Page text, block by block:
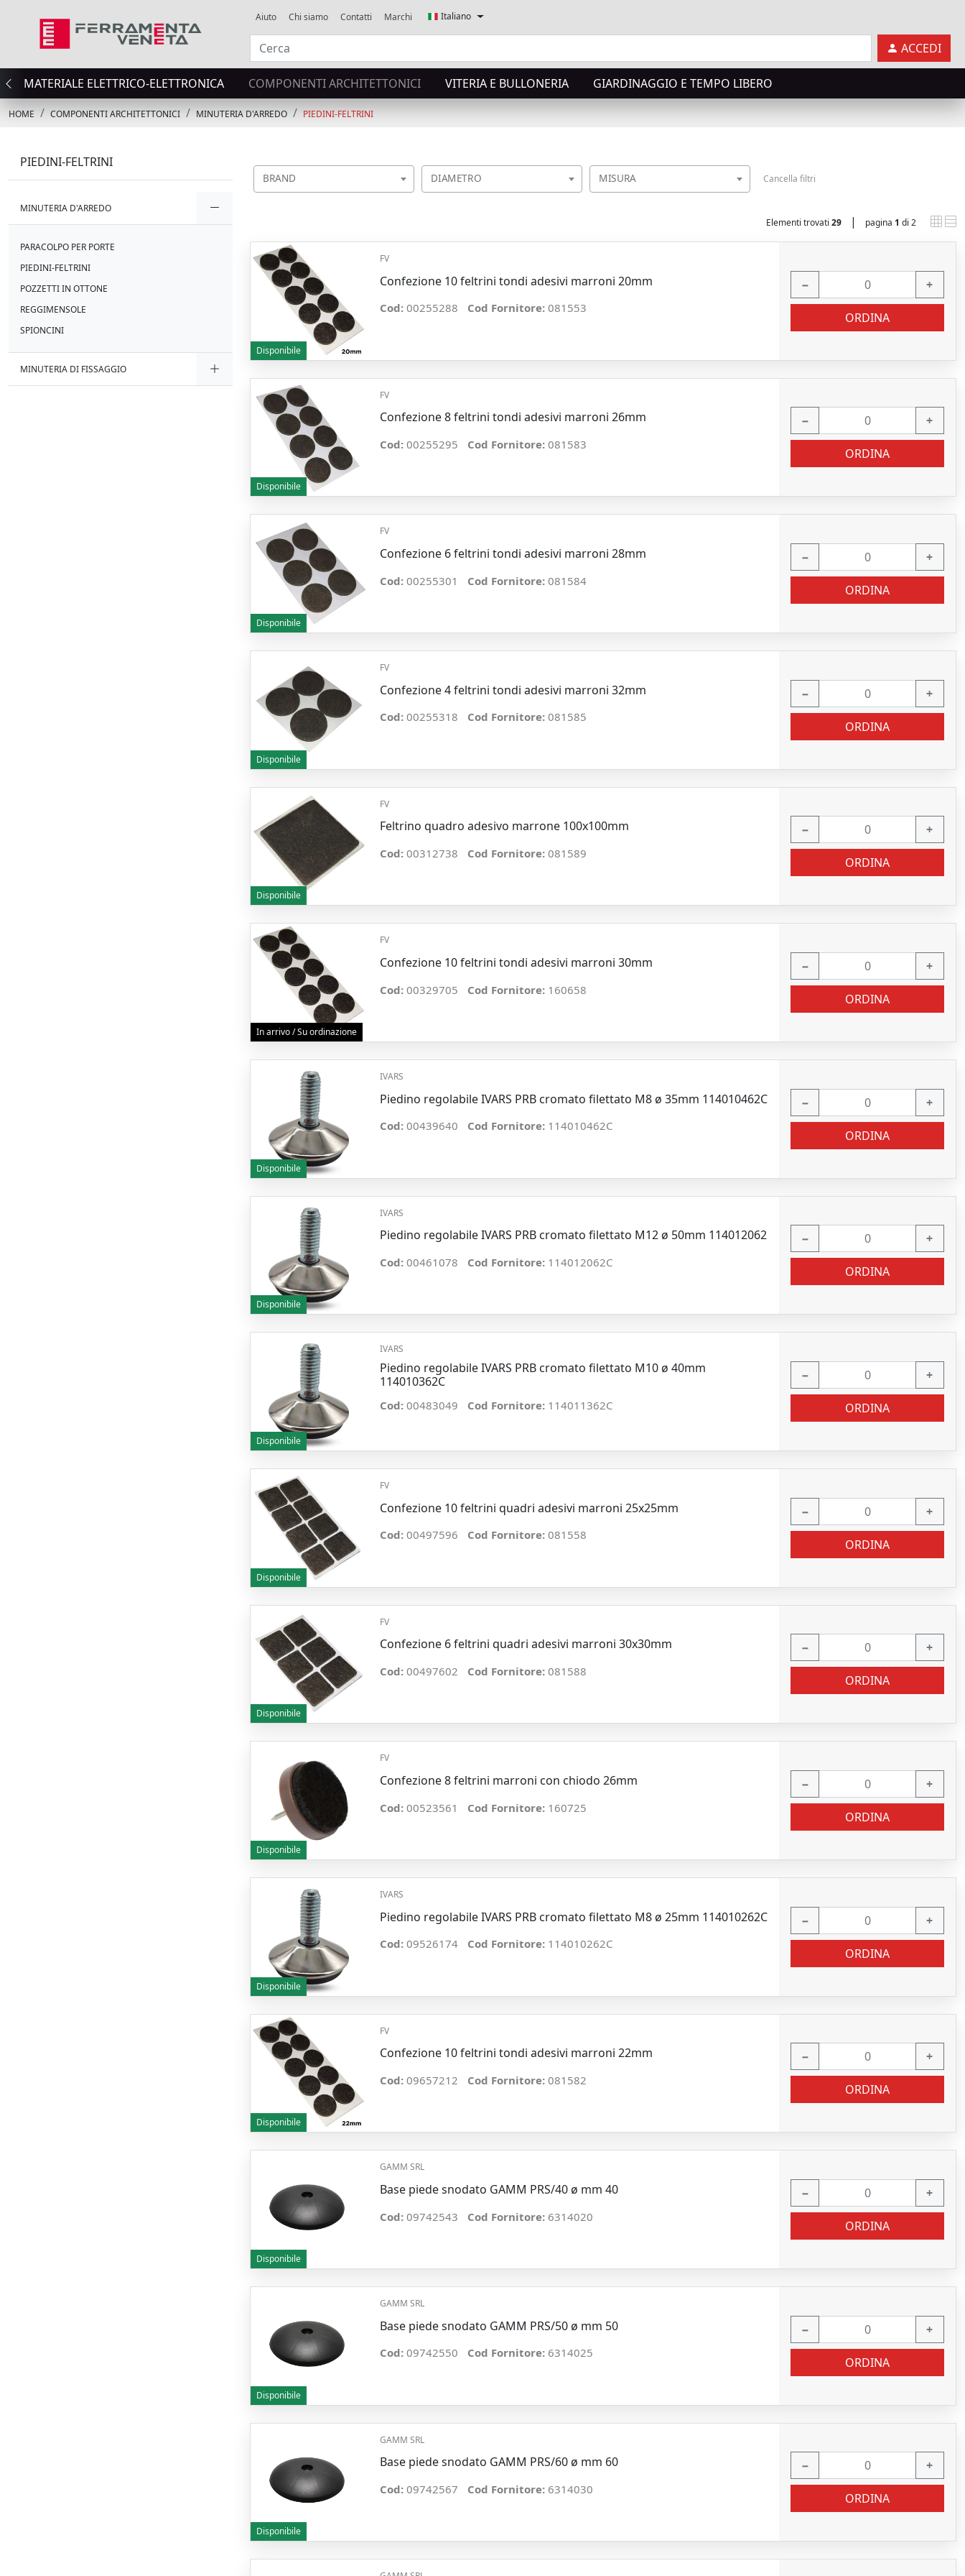
Aiuto Chi siamo Contatti Marchi Italiano
ACCEDI
MATERIALE ELETTRICO-ELETTRONICA COMPONENTI ARCHITETTONICI VITERIA E BULLONERIA GIARDINAGGIO E TEMPO LIBERO
HOME COMPONENTI ARCHITETTONICI MINUTERIA D'ARREDO PIEDINI-FELTRINI
PIEDINI-FELTRINI
MINUTERIA D'ARREDO
PARACOLPO PER PORTE
PIEDINI-FELTRINI
POZZETTI IN OTTONE
REGGIMENSOLE
SPIONCINI
MINUTERIA DI FISSAGGIO
BRAND DIAMETRO MISURA Cancella filtri
Elementi trovati 29 | pagina 1 di 2
Disponibile
FV
Confezione 10 feltrini tondi adesivi marroni 20mm
Cod: 00255288 Cod Fornitore: 081553
− +
ORDINA
Disponibile
FV
Confezione 8 feltrini tondi adesivi marroni 26mm
Cod: 00255295 Cod Fornitore: 081583
− +
ORDINA
Disponibile
FV
Confezione 6 feltrini tondi adesivi marroni 28mm
Cod: 00255301 Cod Fornitore: 081584
− +
ORDINA
Disponibile
FV
Confezione 4 feltrini tondi adesivi marroni 32mm
Cod: 00255318 Cod Fornitore: 081585
− +
ORDINA
Disponibile
FV
Feltrino quadro adesivo marrone 100x100mm
Cod: 00312738 Cod Fornitore: 081589
− +
ORDINA
In arrivo / Su ordinazione
FV
Confezione 10 feltrini tondi adesivi marroni 30mm
Cod: 00329705 Cod Fornitore: 160658
− +
ORDINA
Disponibile
IVARS
Piedino regolabile IVARS PRB cromato filettato M8 ø 35mm 114010462C
Cod: 00439640 Cod Fornitore: 114010462C
− +
ORDINA
Disponibile
IVARS
Piedino regolabile IVARS PRB cromato filettato M12 ø 50mm 114012062
Cod: 00461078 Cod Fornitore: 114012062C
− +
ORDINA
Disponibile
IVARS
Piedino regolabile IVARS PRB cromato filettato M10 ø 40mm
114010362C
Cod: 00483049 Cod Fornitore: 114011362C
− +
ORDINA
Disponibile
FV
Confezione 10 feltrini quadri adesivi marroni 25x25mm
Cod: 00497596 Cod Fornitore: 081558
− +
ORDINA
Disponibile
FV
Confezione 6 feltrini quadri adesivi marroni 30x30mm
Cod: 00497602 Cod Fornitore: 081588
− +
ORDINA
Disponibile
FV
Confezione 8 feltrini marroni con chiodo 26mm
Cod: 00523561 Cod Fornitore: 160725
− +
ORDINA
Disponibile
IVARS
Piedino regolabile IVARS PRB cromato filettato M8 ø 25mm 114010262C
Cod: 09526174 Cod Fornitore: 114010262C
− +
ORDINA
Disponibile
FV
Confezione 10 feltrini tondi adesivi marroni 22mm
Cod: 09657212 Cod Fornitore: 081582
− +
ORDINA
Disponibile
GAMM SRL
Base piede snodato GAMM PRS/40 ø mm 40
Cod: 09742543 Cod Fornitore: 6314020
− +
ORDINA
Disponibile
GAMM SRL
Base piede snodato GAMM PRS/50 ø mm 50
Cod: 09742550 Cod Fornitore: 6314025
− +
ORDINA
Disponibile
GAMM SRL
Base piede snodato GAMM PRS/60 ø mm 60
Cod: 09742567 Cod Fornitore: 6314030
− +
ORDINA